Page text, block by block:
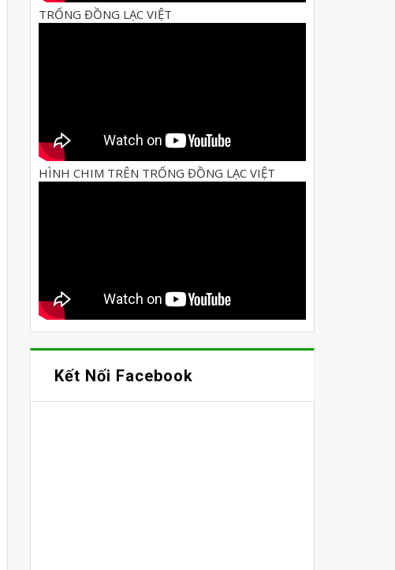
TRỐNG ĐỒNG LẠC VIỆT
HÌNH CHIM TRÊN TRỐNG ĐỒNG LẠC VIỆT
Kết Nối Facebook